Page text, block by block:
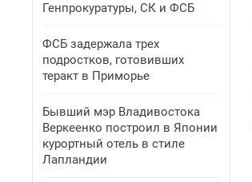
Генпрокуратуры, СК и ФСБ
ФСБ задержала трех
подростков, готовивших
теракт в Приморье
Бывший мэр Владивостока
Веркеенко построил в Японии
курортный отель в стиле
Лапландии